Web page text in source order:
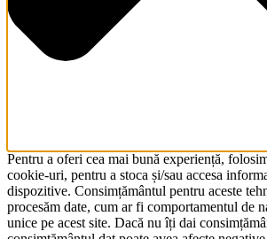
Pentru a oferi cea mai bună experiență,
cookie-uri, pentru a stoca și/sau accesa
dispozitive. Consimțământul pentru aceste
procesăm date, cum ar fi comportamentul de
unice pe acest site. Dacă nu îți dai